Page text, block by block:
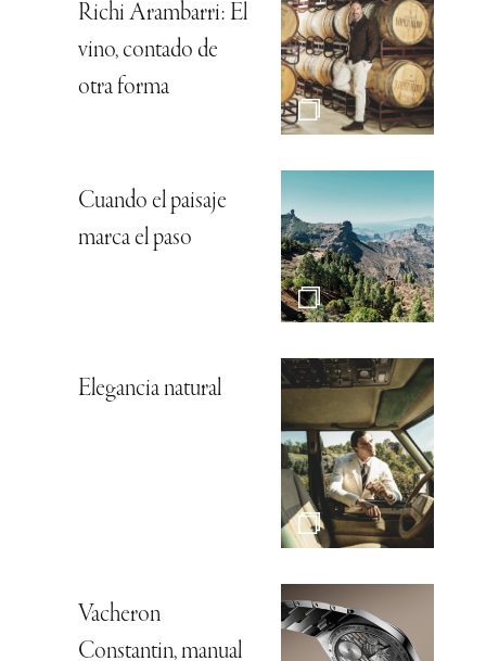
Richi Arambarri: El
vino, contado de
otra forma
Cuando el paisaje
marca el paso
Elegancia natural
Vacheron
Constantin, manual